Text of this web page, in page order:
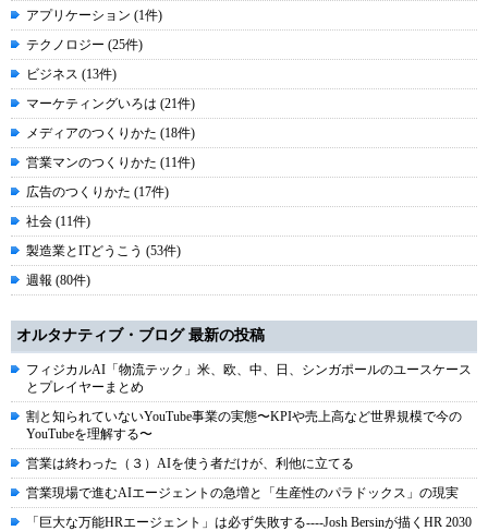
アプリケーション (1件)
テクノロジー (25件)
ビジネス (13件)
マーケティングいろは (21件)
メディアのつくりかた (18件)
営業マンのつくりかた (11件)
広告のつくりかた (17件)
社会 (11件)
製造業とITどうこう (53件)
週報 (80件)
オルタナティブ・ブログ 最新の投稿
フィジカルAI「物流テック」米、欧、中、日、シンガポールのユースケース
とプレイヤーまとめ
割と知られていないYouTube事業の実態〜KPIや売上高など世界規模で今の
YouTubeを理解する〜
営業は終わった（３）AIを使う者だけが、利他に立てる
営業現場で進むAIエージェントの急増と「生産性のパラドックス」の現実
「巨大な万能HRエージェント」は必ず失敗する----Josh Bersinが描くHR 2030